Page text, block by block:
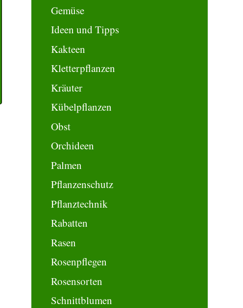
Gemüse
Ideen und Tipps
Kakteen
Kletterpflanzen
Kräuter
Kübelpflanzen
Obst
Orchideen
Palmen
Pflanzenschutz
Pflanztechnik
Rabatten
Rasen
Rosenpflegen
Rosensorten
Schnittblumen